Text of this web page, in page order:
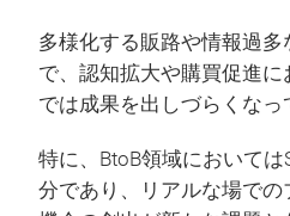
多様化する販路や情報過多
で、認知拡大や購買促進
では成果を出しづらくなっ
特に、BtoB領域において
分であり、リアルな場で